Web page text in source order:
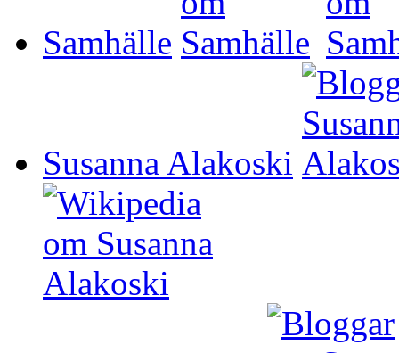
Samhälle
Susanna Alakoski